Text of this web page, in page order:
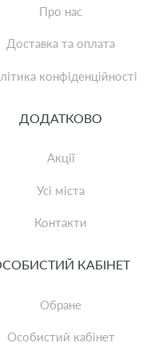
Про нас
Доставка та оплата
конфіденційності
ДОДАТКОВО
Акції
Усі міста
Контакти
КАБІНЕТ
Обране
Особистий кабінет